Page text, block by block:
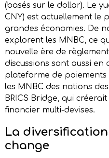
(basés sur le dollar). Le
CNY) est actuellement le
grandes économies. De
explorent les MNBC, ce
nouvelle ère de
discussions sont aussi
plateforme de
les MNBC des nations
BRICS Bridge, qui
financier multi-devises.
La d
change